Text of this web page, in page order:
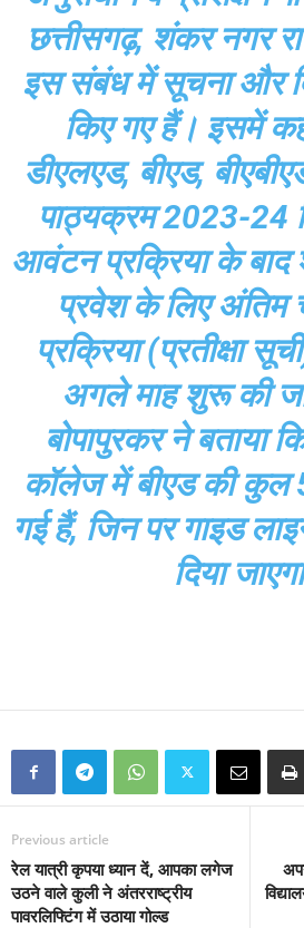
छत्तीसगढ़, शंकर नगर
इस संबंध में सूचना और
किए गए हैं। इसमें
डीएलएड, बीएड,
पाठ्यक्रम 2023-24
आवंटन प्रक्रिया के बाद
प्रवेश के लिए
प्रक्रिया (प्रतीक्षा
अगले माह शुरू की
बोपापुरकर ने बताया
कॉलेज में बीएड की कुल
गई हैं, जिन पर गाइड
दिया
Previous article
रेल यात्री कृपया ध्यान दें, आपका लगेज
उठने वाले कुली ने अंतरराष्ट्रीय
पावरलिफ्टिंग में उठाया गोल्ड